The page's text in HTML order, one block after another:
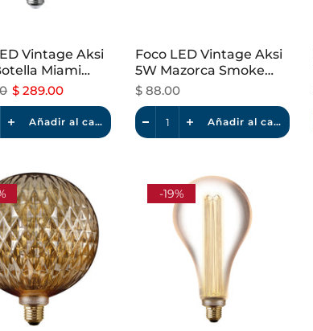
Vintage Aksi
Miami
Luz Cálida
$ 289.00
Añadir al carrito
Foco LED Vintage Aksi
5W Mazorca Smoke
Dimeable Luz Cálida
$ 88.00
Añadir al carrito
-19%